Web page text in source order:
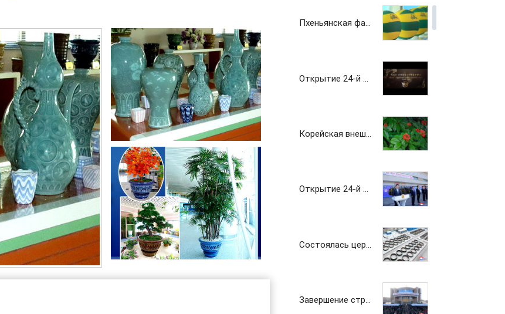
Пхеньянская фабрика спортивного снаряжения и инвентаря вносит вклад в развитие физкультуры и спорта страны
Корейская внешнеторговая компания «Чансу»
Открытие 24-й Пхеньянской весенней международной выставки-ярмарки
Состоялась церемония ввода в строй Чикхаского рыбопитомника саженой семги
Завершение строительства Института лесоводческих наук